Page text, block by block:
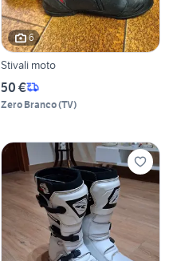
6
Stivali moto
50 €
Zero Branco(TV)